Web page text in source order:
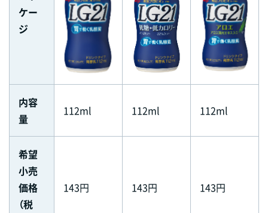
ケー
ジ
内容
量
112ml 112ml 112ml
希望
小売
価格
（税
143円 143円 143円